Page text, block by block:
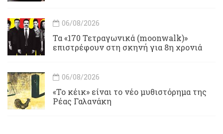
06/08/2026
Τα «170 Τετραγωνικά (moonwalk)»
επιστρέφουν στη σκηνή για 8η χρονιά
06/08/2026
«Το κέικ» είναι το νέο μυθιστόρημα της
Ρέας Γαλανάκη